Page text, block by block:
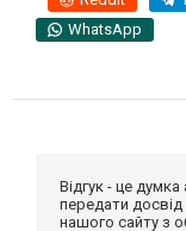
WhatsApp
Відгук - це
передати
нашого сайту з